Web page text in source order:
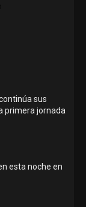
sus
primera jornada
esta noche en